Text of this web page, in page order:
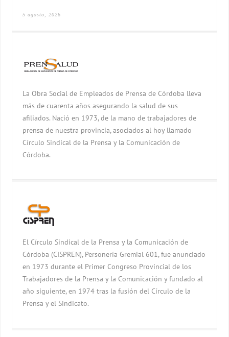
5 agosto, 2026
La Obra Social de Empleados de Prensa de Córdoba lleva
más de cuarenta años asegurando la salud de sus
afiliados. Nació en 1973, de la mano de trabajadores de
prensa de nuestra provincia, asociados al hoy llamado
Círculo Sindical de la Prensa y la Comunicación de
Córdoba.
El Círculo Sindical de la Prensa y la Comunicación de
Córdoba (CISPREN), Personería Gremial 601, fue anunciado
en 1973 durante el Primer Congreso Provincial de los
Trabajadores de la Prensa y la Comunicación y fundado al
año siguiente, en 1974 tras la fusión del Círculo de la
Prensa y el Sindicato.